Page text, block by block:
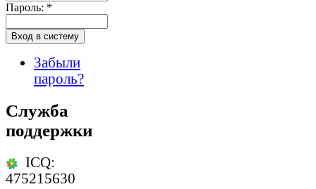
Пароль: *
Забыли
пароль?
Служба
поддержки
ICQ:
475215630